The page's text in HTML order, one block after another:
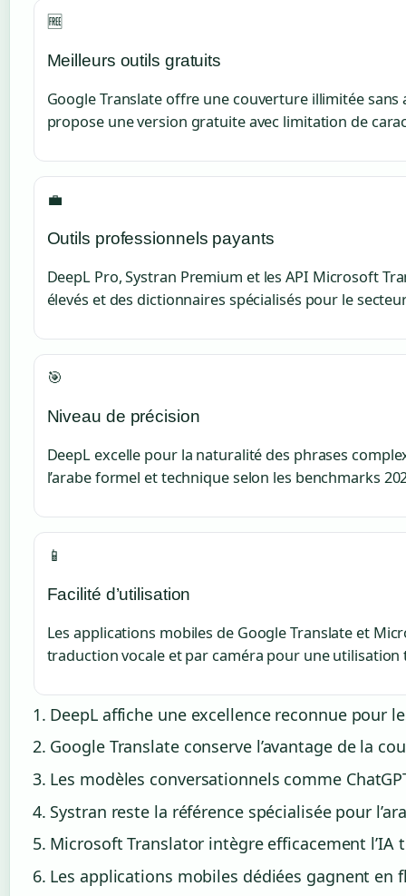
🆓
Meilleurs outils gratuits
Google Translate offre une couverture illimitée
propose une version gratuite avec limitation de
💼
Outils professionnels payants
DeepL Pro, Systran Premium et les API Microsoft
élevés et des dictionnaires spécialisés pour le
🎯
Niveau de précision
DeepL excelle pour la naturalité des phrases
l’arabe formel et technique selon les benchmarks
📱
Facilité d’utilisation
Les applications mobiles de Google Translate et
traduction vocale et par caméra pour une
DeepL affiche une excellence reconnue pour
Google Translate conserve l’avantage de la
Les modèles conversationnels comme
Systran reste la référence spécialisée pour
Microsoft Translator intègre efficacement
Les applications mobiles dédiées gagnent